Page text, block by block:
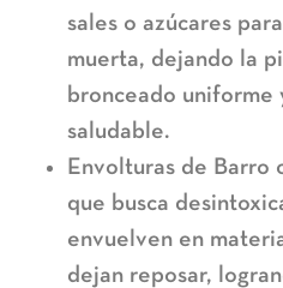
sales o azúcares
muerta, dejando la
bronceado
saludable.
Envolturas de Barro
que busca
envuelven en
dejan reposar,